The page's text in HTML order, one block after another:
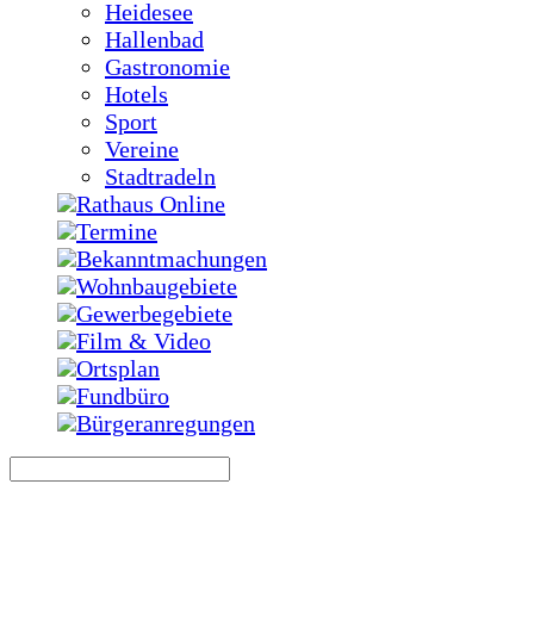
Heidesee
Hallenbad
Gastronomie
Hotels
Sport
Vereine
Stadtradeln
Rathaus Online
Termine
Bekanntmachungen
Wohnbaugebiete
Gewerbegebiete
Film & Video
Ortsplan
Fundbüro
Bürgeranregungen